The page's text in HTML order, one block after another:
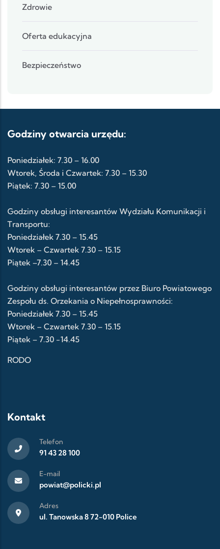
Zdrowie
Oferta edukacyjna
Bezpieczeństwo
Godziny otwarcia urzędu:
Poniedziałek: 7.30 – 16.00
Wtorek, Środa i Czwartek: 7.30 – 15.30
Piątek: 7.30 – 15.00
Godziny obsługi interesantów Wydziału Komunikacji i
Transportu:
Poniedziałek 7.30 – 15.45
Wtorek – Czwartek 7.30 – 15.15
Piątek –7.30 – 14.45
Godziny obsługi interesantów przez Biuro Powiatowego
Zespołu ds. Orzekania o Niepełnosprawności:
Poniedziałek 7.30 – 15.45
Wtorek – Czwartek 7.30 – 15.15
Piątek – 7.30 -14.45
RODO
Kontakt
Telefon
91 43 28 100
E-mail
powiat@policki.pl
Adres
ul. Tanowska 8 72-010 Police